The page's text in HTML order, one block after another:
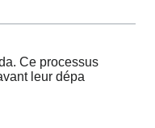
Ce processus
leur dépa